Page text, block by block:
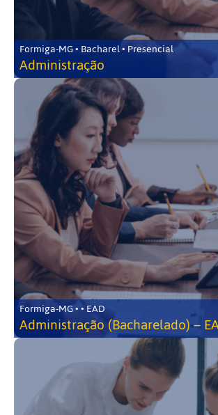
Formiga-MG • Bacharel • Presencial
Administração
Formiga-MG • • EAD
Administração (Bacharelado) –